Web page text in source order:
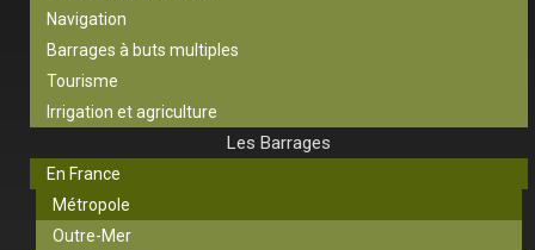
Navigation
Barrages à buts multiples
Tourisme
Irrigation et agriculture
Les Barrages
En France
Métropole
Outre-Mer